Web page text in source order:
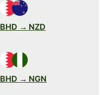
BHD → NZD
BHD → NGN